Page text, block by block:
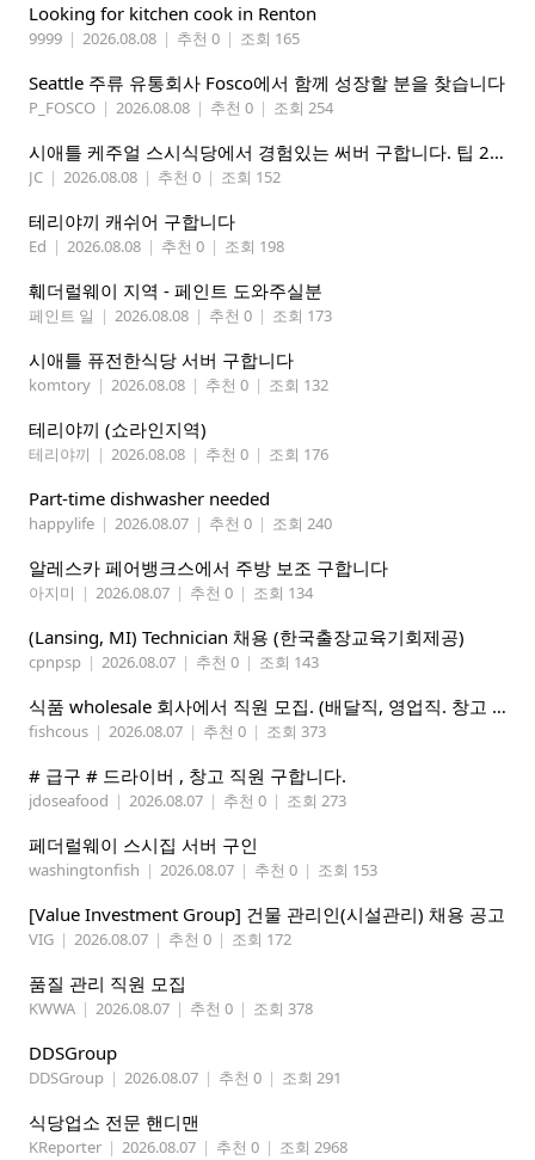
Looking for kitchen cook in Renton
9999 | 2026.08.08 | 추천 0 | 조회 165
Seattle 주류 유통회사 Fosco에서 함께 성장할 분을 찾습니다
P_FOSCO | 2026.08.08 | 추천 0 | 조회 254
시애틀 케주얼 스시식당에서 경험있는 써버 구합니다. 팁 200 이상
JC | 2026.08.08 | 추천 0 | 조회 152
테리야끼 캐쉬어 구합니다
Ed | 2026.08.08 | 추천 0 | 조회 198
훼더럴웨이 지역 - 페인트 도와주실분
페인트 일 | 2026.08.08 | 추천 0 | 조회 173
시애틀 퓨전한식당 서버 구합니다
komtory | 2026.08.08 | 추천 0 | 조회 132
테리야끼 (쇼라인지역)
테리야끼 | 2026.08.08 | 추천 0 | 조회 176
Part-time dishwasher needed
happylife | 2026.08.07 | 추천 0 | 조회 240
알레스카 페어뱅크스에서 주방 보조 구합니다
아지미 | 2026.08.07 | 추천 0 | 조회 134
(Lansing, MI) Technician 채용 (한국출장교육기회제공)
cpnpsp | 2026.08.07 | 추천 0 | 조회 143
식품 wholesale 회사에서 직원 모집. (배달직, 영업직. 창고 관리직)
fishcous | 2026.08.07 | 추천 0 | 조회 373
# 급구 # 드라이버 , 창고 직원 구합니다.
jdoseafood | 2026.08.07 | 추천 0 | 조회 273
페더럴웨이 스시집 서버 구인
washingtonfish | 2026.08.07 | 추천 0 | 조회 153
[Value Investment Group] 건물 관리인(시설관리) 채용 공고
VIG | 2026.08.07 | 추천 0 | 조회 172
품질 관리 직원 모집
KWWA | 2026.08.07 | 추천 0 | 조회 378
DDSGroup
DDSGroup | 2026.08.07 | 추천 0 | 조회 291
식당업소 전문 핸디맨
KReporter | 2026.08.07 | 추천 0 | 조회 2968